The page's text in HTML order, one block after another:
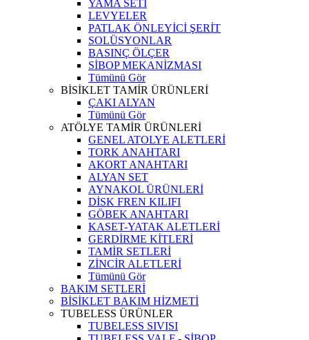
YAMA SETİ
LEVYELER
PATLAK ÖNLEYİCİ ŞERİT
SOLÜSYONLAR
BASINÇ ÖLÇER
SİBOP MEKANİZMASI
Tümünü Gör
BİSİKLET TAMİR ÜRÜNLERİ
ÇAKI ALYAN
Tümünü Gör
ATÖLYE TAMİR ÜRÜNLERİ
GENEL ATOLYE ALETLERİ
TORK ANAHTARI
AKORT ANAHTARI
ALYAN SET
AYNAKOL ÜRÜNLERİ
DİSK FREN KILIFI
GÖBEK ANAHTARI
KASET-YATAK ALETLERİ
GERDİRME KİTLERİ
TAMİR SETLERİ
ZİNCİR ALETLERİ
Tümünü Gör
BAKIM SETLERİ
BİSİKLET BAKIM HİZMETİ
TUBELESS ÜRÜNLER
TUBELESS SIVISI